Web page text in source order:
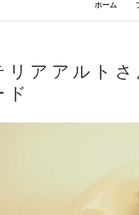
ホーム
リアアルト
ド